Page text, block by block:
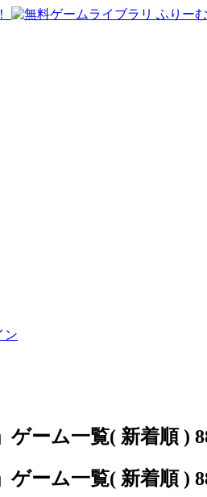
ン
ゲーム一覧( 新着順 )
ゲーム一覧( 新着順 )